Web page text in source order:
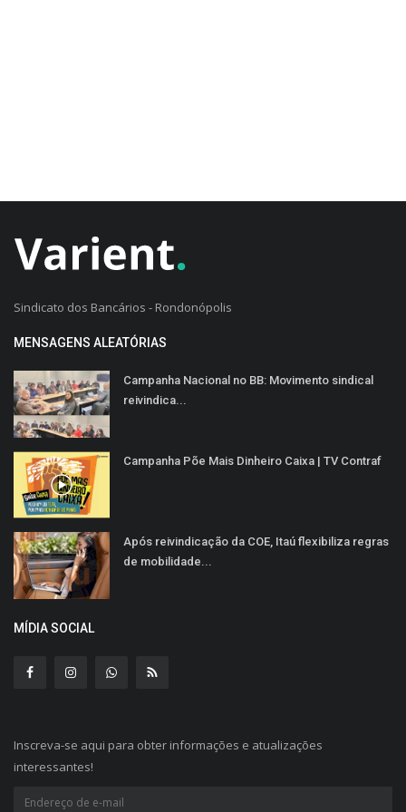
Sindicato dos Bancários - Rondonópolis
MENSAGENS ALEATÓRIAS
Campanha Nacional no BB: Movimento sindical
reivindica...
Campanha Põe Mais Dinheiro Caixa | TV Contraf
Após reivindicação da COE, Itaú flexibiliza regras
de mobilidade...
MÍDIA SOCIAL
Inscreva-se aqui para obter informações e atualizações
interessantes!